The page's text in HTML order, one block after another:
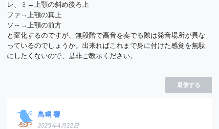
レ、ミ→上顎の斜め後ろ上
ファ→上顎の真上
ソ～→上顎の前方
と変化するのですが、無段階で高音を奏でる際は発音場所が異な
っているのでしょうか。出来ればこれまで身に付けた感覚を無駄
にしたくないので、是非ご教示ください。
返信する
鳥鳴 響
2025年4月22日